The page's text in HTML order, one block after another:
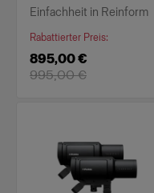
Einfachheit in Reinform
Rabattierter Preis:
895,00 €
995,00 €